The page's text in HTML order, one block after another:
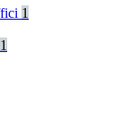
1
1